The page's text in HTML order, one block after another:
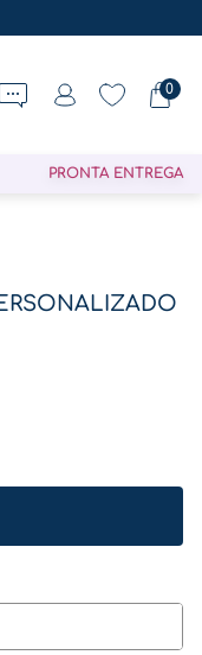
0
PRONTA ENTREGA